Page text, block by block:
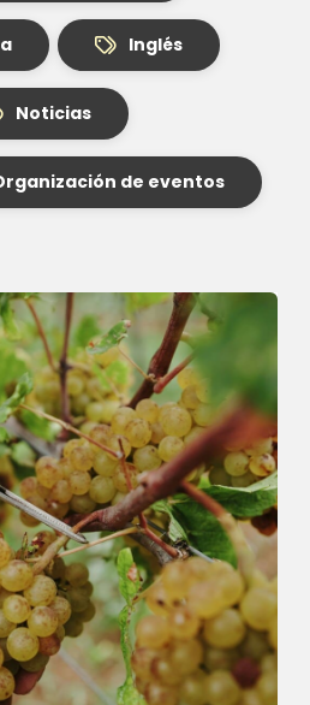
Inglés
Noticias
de eventos